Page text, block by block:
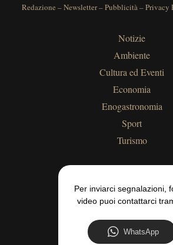
Redazione –Newsletter–Pubblicità–Privacy
Notizie
Ambiente
Cultura ed Eventi
Economia
Enogastronomia
Sport
Turismo
Per inviarci segnalazioni,
video puoi contattarci
WhatsApp